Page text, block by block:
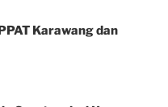
Karawang dan